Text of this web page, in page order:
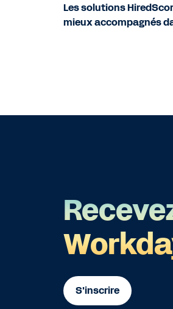
Les solutions
mieux accompagnés
S'inscrire